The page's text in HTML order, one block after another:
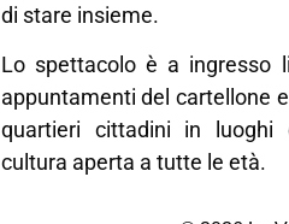
di stare insieme.
Lo spettacolo è a ingresso
appuntamenti del cartellone
quartieri cittadini in luoghi
cultura aperta a tutte le età.